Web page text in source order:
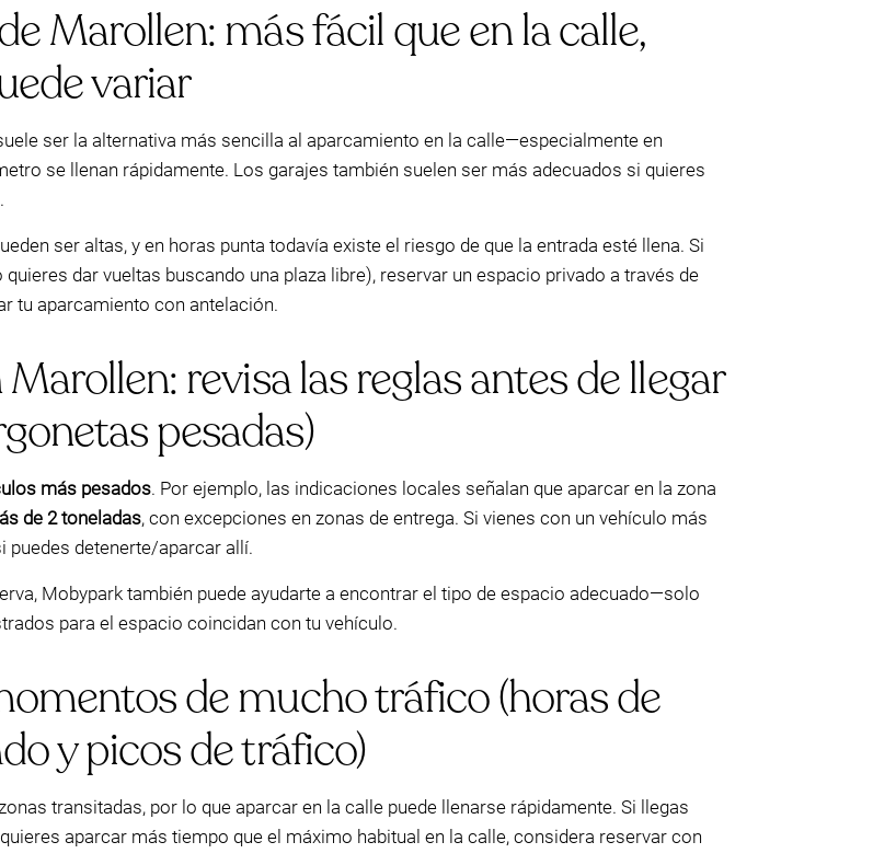
Marollen: más fácil que en la calle,
variar
ser la alternativa más sencilla al aparcamiento en la calle—especialmente en
se llenan rápidamente. Los garajes también suelen ser más adecuados si quieres
ser altas, y en horas punta todavía existe el riesgo de que la entrada esté llena. Si
dar vueltas buscando una plaza libre), reservar un espacio privado a través de
tu aparcamiento con antelación.
revisa las reglas antes de llegar
pesadas)
más pesados. Por ejemplo, las indicaciones locales señalan que aparcar en la zona
de 2 toneladas, con excepciones en zonas de entrega. Si vienes con un vehículo más
puedes detenerte/aparcar allí.
Mobypark también puede ayudarte a encontrar el tipo de espacio adecuado—solo
para el espacio coincidan con tu vehículo.
de mucho tráfico (horas de
y picos de tráfico)
transitadas, por lo que aparcar en la calle puede llenarse rápidamente. Si llegas
aparcar más tiempo que el máximo habitual en la calle, considera reservar con